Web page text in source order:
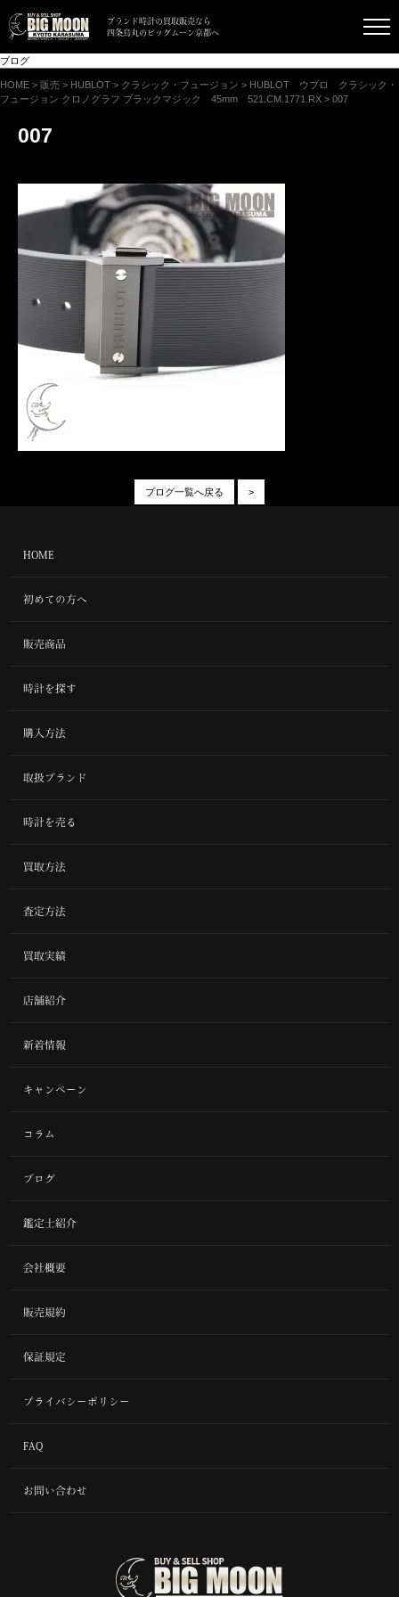
ブランド時計の買取販売なら
四条烏丸のビッグムーン京都へ
ブログ
HOME > 販売 > HUBLOT > クラシック・フュージョン > HUBLOT ウブロ クラシック・
フュージョン クロノグラフ ブラックマジック 45mm 521.CM.1771.RX > 007
007
>
ブログ一覧へ戻る
HOME
初めての方へ
販売商品
時計を探す
購入方法
取扱ブランド
時計を売る
買取方法
査定方法
買取実績
店舗紹介
新着情報
キャンペーン
コラム
ブログ
鑑定士紹介
会社概要
販売規約
保証規定
プライバシーポリシー
FAQ
お問い合わせ